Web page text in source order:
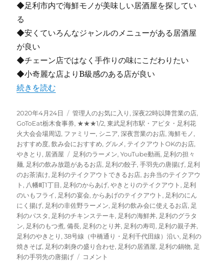
◆足利市内で海鮮モノが美味しい居酒屋を探してい
る
◆安くていろんなジャンルのメニューがある居酒屋
が良い
◆チェーン店ではなく手作りの味にこだわりたい
◆小奇麗な店よりB級感のある店が良い
“【足利】備長 [居酒屋] 宴会でも食事でも 安くて美味
続きを読む
投
稿
日:
2020年4月24日
カ
テ
ゴ
リ
ー
管理人のお気に入り,深夜22時以降営業の店,
GoToEat栃木食事券, ★★★1/2,東武足利市駅・アピタ・足利花
火大会会場周辺, ファミリー, シニア,深夜営業のお店,海鮮モノ,
おすすめ度,飲み会におすすめ, グルメ, テイクアウトOKのお店,
やきとり, 居酒屋
タ
グ
足利のラーメン,YouTube動画, 足利の担々
麺, 足利の飲み放題があるお店, 足利の餃子,手羽先の唐揚げ, 足利
のお茶漬け, 足利のテイクアウトできるお店, お弁当のテイクアウ
ト, 八幡町1丁目, 足利のからあげ,やきとりのテイクアウト, 足利
のいもフライ, 足利の宴会,からあげのテイクアウト, 足利のにん
にく揚げ, 足利の非佐野ラーメン, 足利の飲み会に使えるお店, 足
利のパスタ, 足利のチキンステーキ, 足利の海鮮丼, 足利のグラタ
ン, 足利のもつ煮,備長, 足利のとり丼, 足利の寿司, 足利の親子丼,
足利のやきとり,38号線（中橋通り・足利千代田線）沿い, 足利の
焼きそば, 足利の刺身の盛り合わせ, 足利の居酒屋, 足利の鍋物, 足
利の手羽先の唐揚げ
【足
コメント